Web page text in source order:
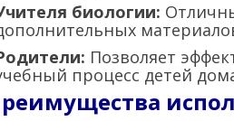
биологии:
Позволяет
процесс детей